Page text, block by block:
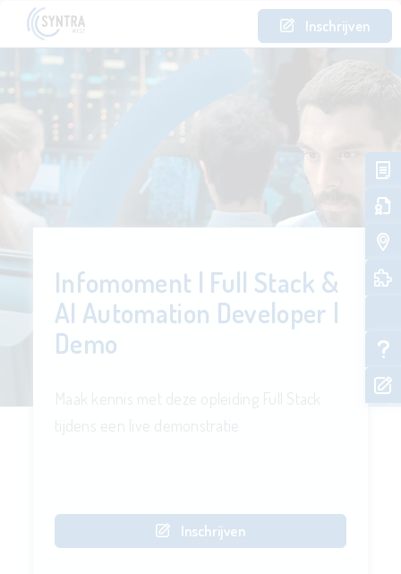
Inschrijven
Infomoment | Full Stack &
AI Automation Developer |
Demo
Inschrijven